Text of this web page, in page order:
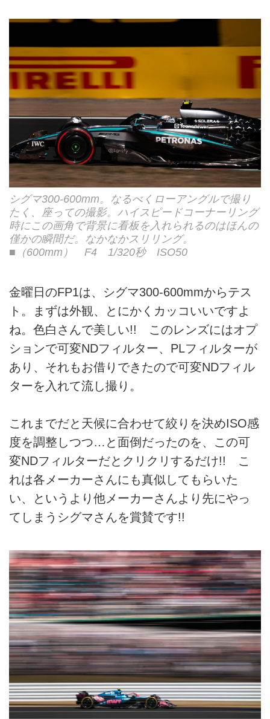
シグマ300-600mm。なるべくローアングルで撮り
たく、座っての撮影。ハイスピードコーナーリング
時にこの画角で背景に看板を入れられるのはほんの
僅かの瞬間だ。なかなかスリリング。
■（600mm） F4 1/320秒 ISO50
金曜日のFP1は、シグマ300-600mmからテス
ト。まずは外観、とにかくカッコいいですよ
ね。色白さんで美しい!! このレンズにはオプ
ションで可変NDフィルター、PLフィルターが
あり、それもお借りできたので可変NDフィル
ターを入れて流し撮り。
これまでだと天候に合わせて絞りを決めISO感
度を調整しつつ…と面倒だったのを、この可
変NDフィルターだとクリクリするだけ!! こ
れは各メーカーさんにも真似してもらいた
い、というより他メーカーさんより先にやっ
てしまうシグマさんを賞賛です!!